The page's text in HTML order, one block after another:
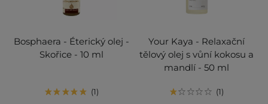
Bosphaera - Éterický olej -
Skořice - 10 ml
1
Your Kaya - Relaxační
tělový olej s vůní kokosu a
mandlí - 50 ml
1